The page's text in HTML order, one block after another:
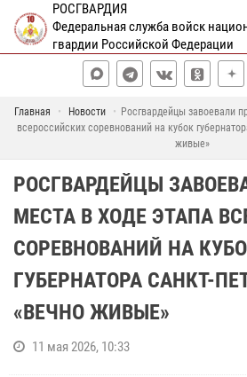
РОСГВАРДИЯ
Федеральная служба войск
гвардии Российской Федерации
Главная Новости
Росгвардейцы завоевали
всероссийских соревнований на кубок
живые»
РОСГВАРДЕЙЦЫ
МЕСТА В ХОДЕ ЭТАПА
СОРЕВНОВАНИЙ НА
ГУБЕРНАТОРА САНКТ-
«ВЕЧНО ЖИВЫЕ»
11 мая 2026, 10:33